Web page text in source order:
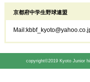
京都府中学生野球連盟
copyright©2019 Kyoto Junior